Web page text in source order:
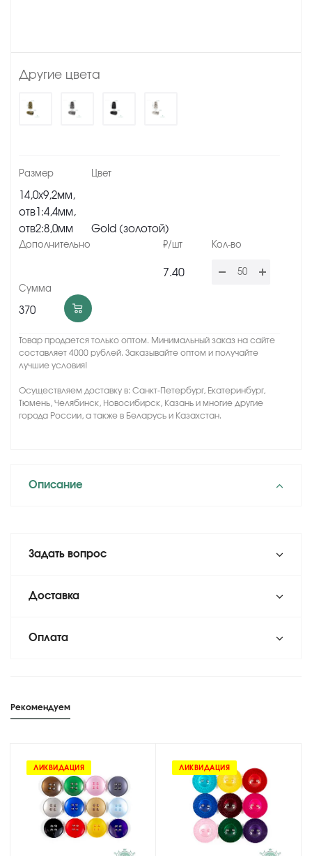
Другие цвета
14,0х9,2мм,
отв1:4,4мм,
отв2:8,0мм
Gold (золотой)
7.40
370
Товар продается только оптом. Минимальный заказ на сайте
составляет 4000 рублей. Заказывайте оптом и получайте
лучшие условия!
Осуществляем доставку в: Санкт-Петербург, Екатеринбург,
Тюмень, Челябинск, Новосибирск, Казань и многие другие
города России, а также в Беларусь и Казахстан.
Описание
Задать вопрос
Доставка
Оплата
Рекомендуем
ЛИКВИДАЦИЯ ЛИКВИДАЦИЯ